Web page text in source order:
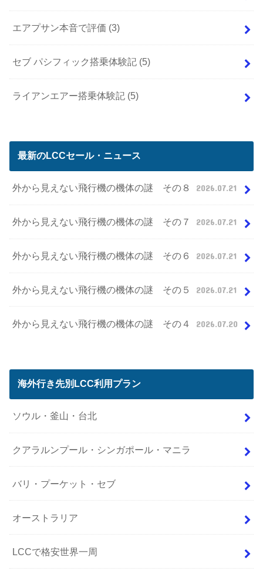
エアプサン本音で評価 (3)
セブ パシフィック搭乗体験記 (5)
ライアンエアー搭乗体験記 (5)
最新のLCCセール・ニュース
外から見えない飛行機の機体の謎 その８ 2026.07.21
外から見えない飛行機の機体の謎 その７ 2026.07.21
外から見えない飛行機の機体の謎 その６ 2026.07.21
外から見えない飛行機の機体の謎 その５ 2026.07.21
外から見えない飛行機の機体の謎 その４ 2026.07.20
海外行き先別LCC利用プラン
ソウル・釜山・台北
クアラルンプール・シンガポール・マニラ
バリ・プーケット・セブ
オーストラリア
LCCで格安世界一周